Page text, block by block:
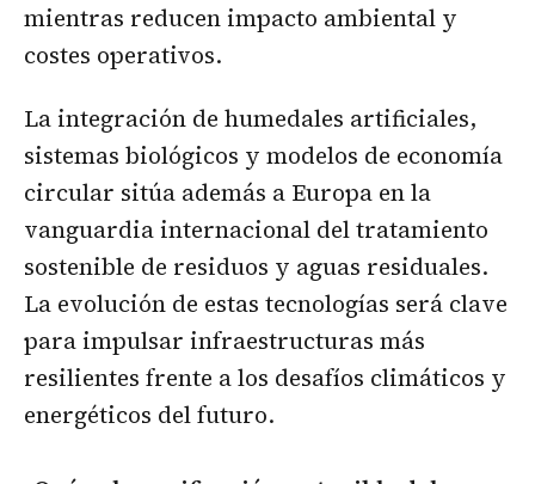
mientras reducen impacto ambiental y
costes operativos.
La integración de humedales artificiales,
sistemas biológicos y modelos de economía
circular sitúa además a Europa en la
vanguardia internacional del tratamiento
sostenible de residuos y aguas residuales.
La evolución de estas tecnologías será clave
para impulsar infraestructuras más
resilientes frente a los desafíos climáticos y
energéticos del futuro.